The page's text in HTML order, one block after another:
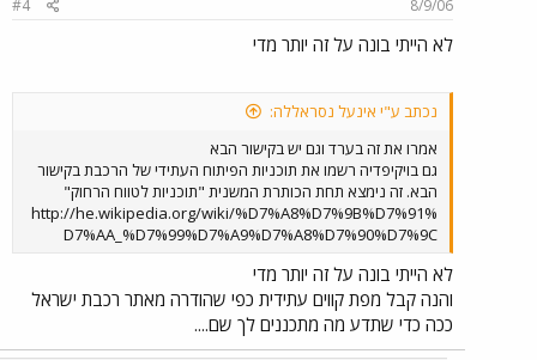
8/9/06
#4
לא הייתי בונה על זה יותר מדי
נכתב ע"י אינעל נסראללה:
אמרו את זה בערד וגם יש בקישור הבא
גם בויקיפדיה רשמו את תוכניות הפיתוח העתידי של הרכבת בקישור
הבא. זה נימצא תחת הכותרת המשנית "תוכניות לטווח הרחוק"
http://he.wikipedia.org/wiki/%D7%A8%D7%9B%D7%91%
D7%AA_%D7%99%D7%A9%D7%A8%D7%90%D7%9C
לא הייתי בונה על זה יותר מדי
והנה קבל מפת קווים עתידית כפי שהודרה מאתר רכבת ישראל
ככה כדי שתדע מה מתכננים לך שם....